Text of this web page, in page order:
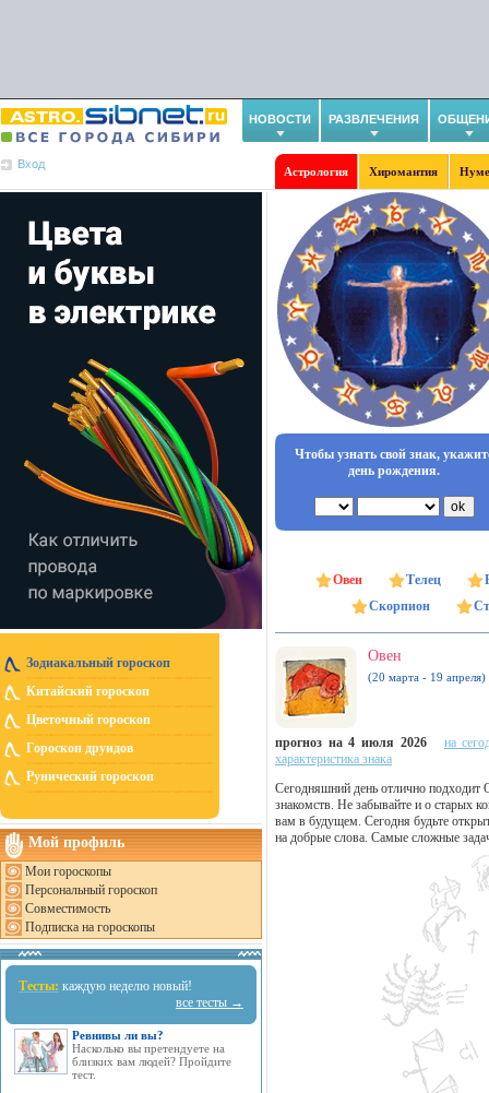
НОВОСТИ РАЗВЛЕЧЕНИЯ
Вход
Астрология Хиромантия
Зодиакальный гороскоп
Китайский гороскоп
Цветочный гороскоп
Гороскоп друидов
Рунический гороскоп
Мой профиль
Мои гороскопы
Персональный гороскоп
Совместимость
Подписка на гороскопы
Тесты: каждую неделю новый!
все тесты →
Ревнивы ли вы?
Насколько вы претендуете на
близких вам людей? Пройдите
тест.
Чтобы узнать свой знак,
день рождения.
Овен Телец
Скорпион
Овен
(20 марта - 19 апреля)
прогноз на 4 июля 2026
на
характеристика знака
Сегодняшний день отлично подходит
знакомств. Не забывайте и о старых
вам в будущем. Сегодня будьте
на добрые слова. Самые сложные